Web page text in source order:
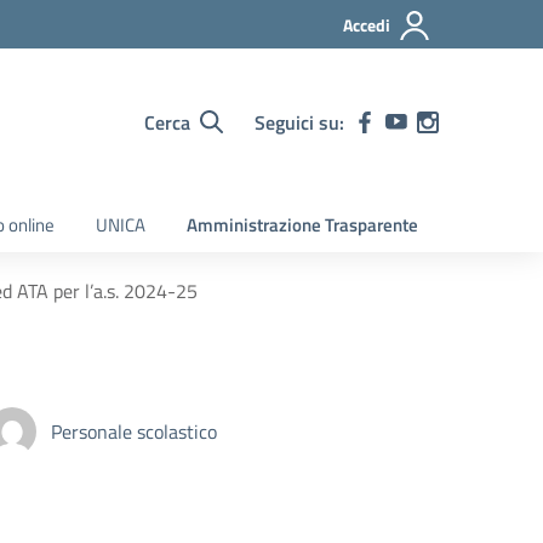
Accedi
Cerca Seguici su:
online UNICA Amministrazione Trasparente
ATA per l’a.s. 2024-25
Personale scolastico